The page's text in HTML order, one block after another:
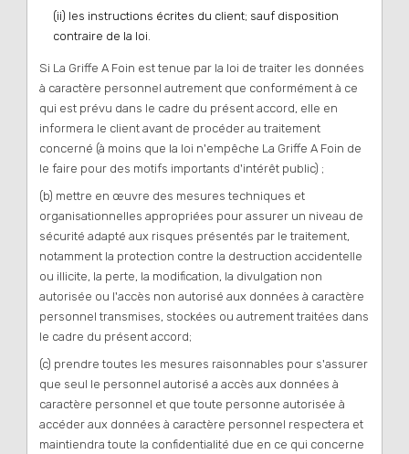
(ii) les instructions écrites du client; sauf disposition
contraire de la loi.
Si La Griffe A Foin est tenue par la loi de traiter les données
à caractère personnel autrement que conformément à ce
qui est prévu dans le cadre du présent accord, elle en
informera le client avant de procéder au traitement
concerné (à moins que la loi n'empêche La Griffe A Foin de
le faire pour des motifs importants d'intérêt public) ;
(b) mettre en œuvre des mesures techniques et
organisationnelles appropriées pour assurer un niveau de
sécurité adapté aux risques présentés par le traitement,
notamment la protection contre la destruction accidentelle
ou illicite, la perte, la modification, la divulgation non
autorisée ou l'accès non autorisé aux données à caractère
personnel transmises, stockées ou autrement traitées dans
le cadre du présent accord;
(c) prendre toutes les mesures raisonnables pour s'assurer
que seul le personnel autorisé a accès aux données à
caractère personnel et que toute personne autorisée à
accéder aux données à caractère personnel respectera et
maintiendra toute la confidentialité due en ce qui concerne